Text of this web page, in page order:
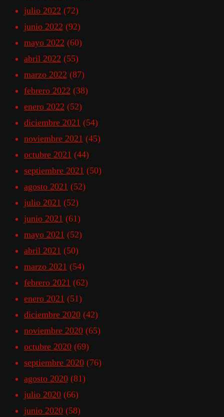
julio 2022 (72)
junio 2022 (92)
mayo 2022 (60)
abril 2022 (55)
marzo 2022 (87)
febrero 2022 (38)
enero 2022 (52)
diciembre 2021 (54)
noviembre 2021 (45)
octubre 2021 (44)
septiembre 2021 (50)
agosto 2021 (52)
julio 2021 (52)
junio 2021 (61)
mayo 2021 (52)
abril 2021 (50)
marzo 2021 (54)
febrero 2021 (62)
enero 2021 (51)
diciembre 2020 (42)
noviembre 2020 (65)
octubre 2020 (69)
septiembre 2020 (76)
agosto 2020 (81)
julio 2020 (66)
junio 2020 (58)